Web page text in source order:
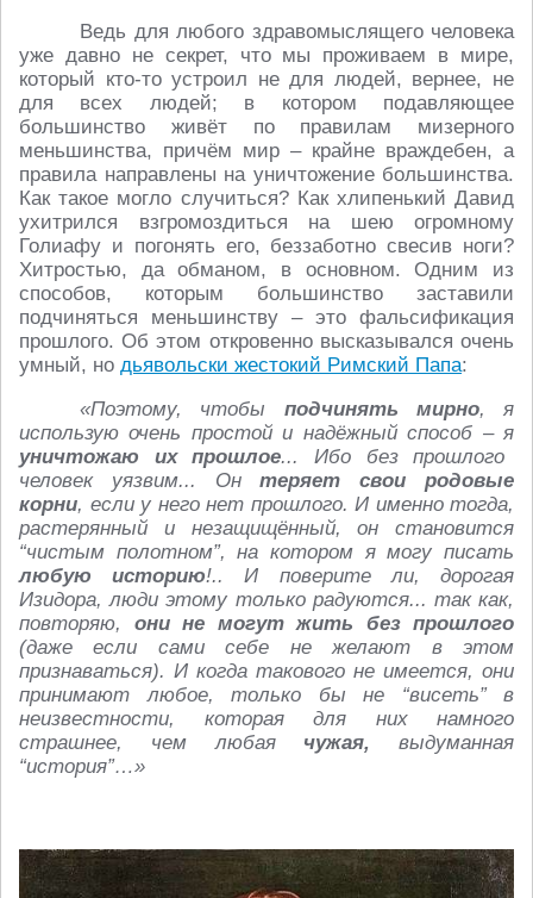
Ведь для любого здравомыслящего человека
уже давно не секрет, что мы проживаем в мире,
который кто-то устроил не для людей, вернее, не
для всех людей; в котором подавляющее
большинство живёт по правилам мизерного
меньшинства, причём мир – крайне враждебен, а
правила направлены на уничтожение большинства.
Как такое могло случиться? Как хлипенький Давид
ухитрился взгромоздиться на шею огромному
Голиафу и погонять его, беззаботно свесив ноги?
Хитростью, да обманом, в основном. Одним из
способов, которым большинство заставили
подчиняться меньшинству – это фальсификация
прошлого. Об этом откровенно высказывался очень
умный, но дьявольски жестокий Римский Папа:
«Поэтому, чтобы подчинять мирно, я
использую очень простой и надёжный способ – я
уничтожаю их прошлое... Ибо без прошлого
человек уязвим... Онтеряет свои родовые
корни, если у него нет прошлого. И именно тогда,
растерянный и незащищённый, он становится
“чистым полотном”, на котором я могу писать
любую историю!.. И поверите ли, дорогая
Изидора, люди этому только радуются... так как,
повторяю, они не могут жить без прошлого
(даже если сами себе не желают в этом
признаваться). И когда такового не имеется, они
принимают любое, только бы не “висеть” в
неизвестности, которая для них намного
страшнее, чем любая чужая, выдуманная
“история”…»